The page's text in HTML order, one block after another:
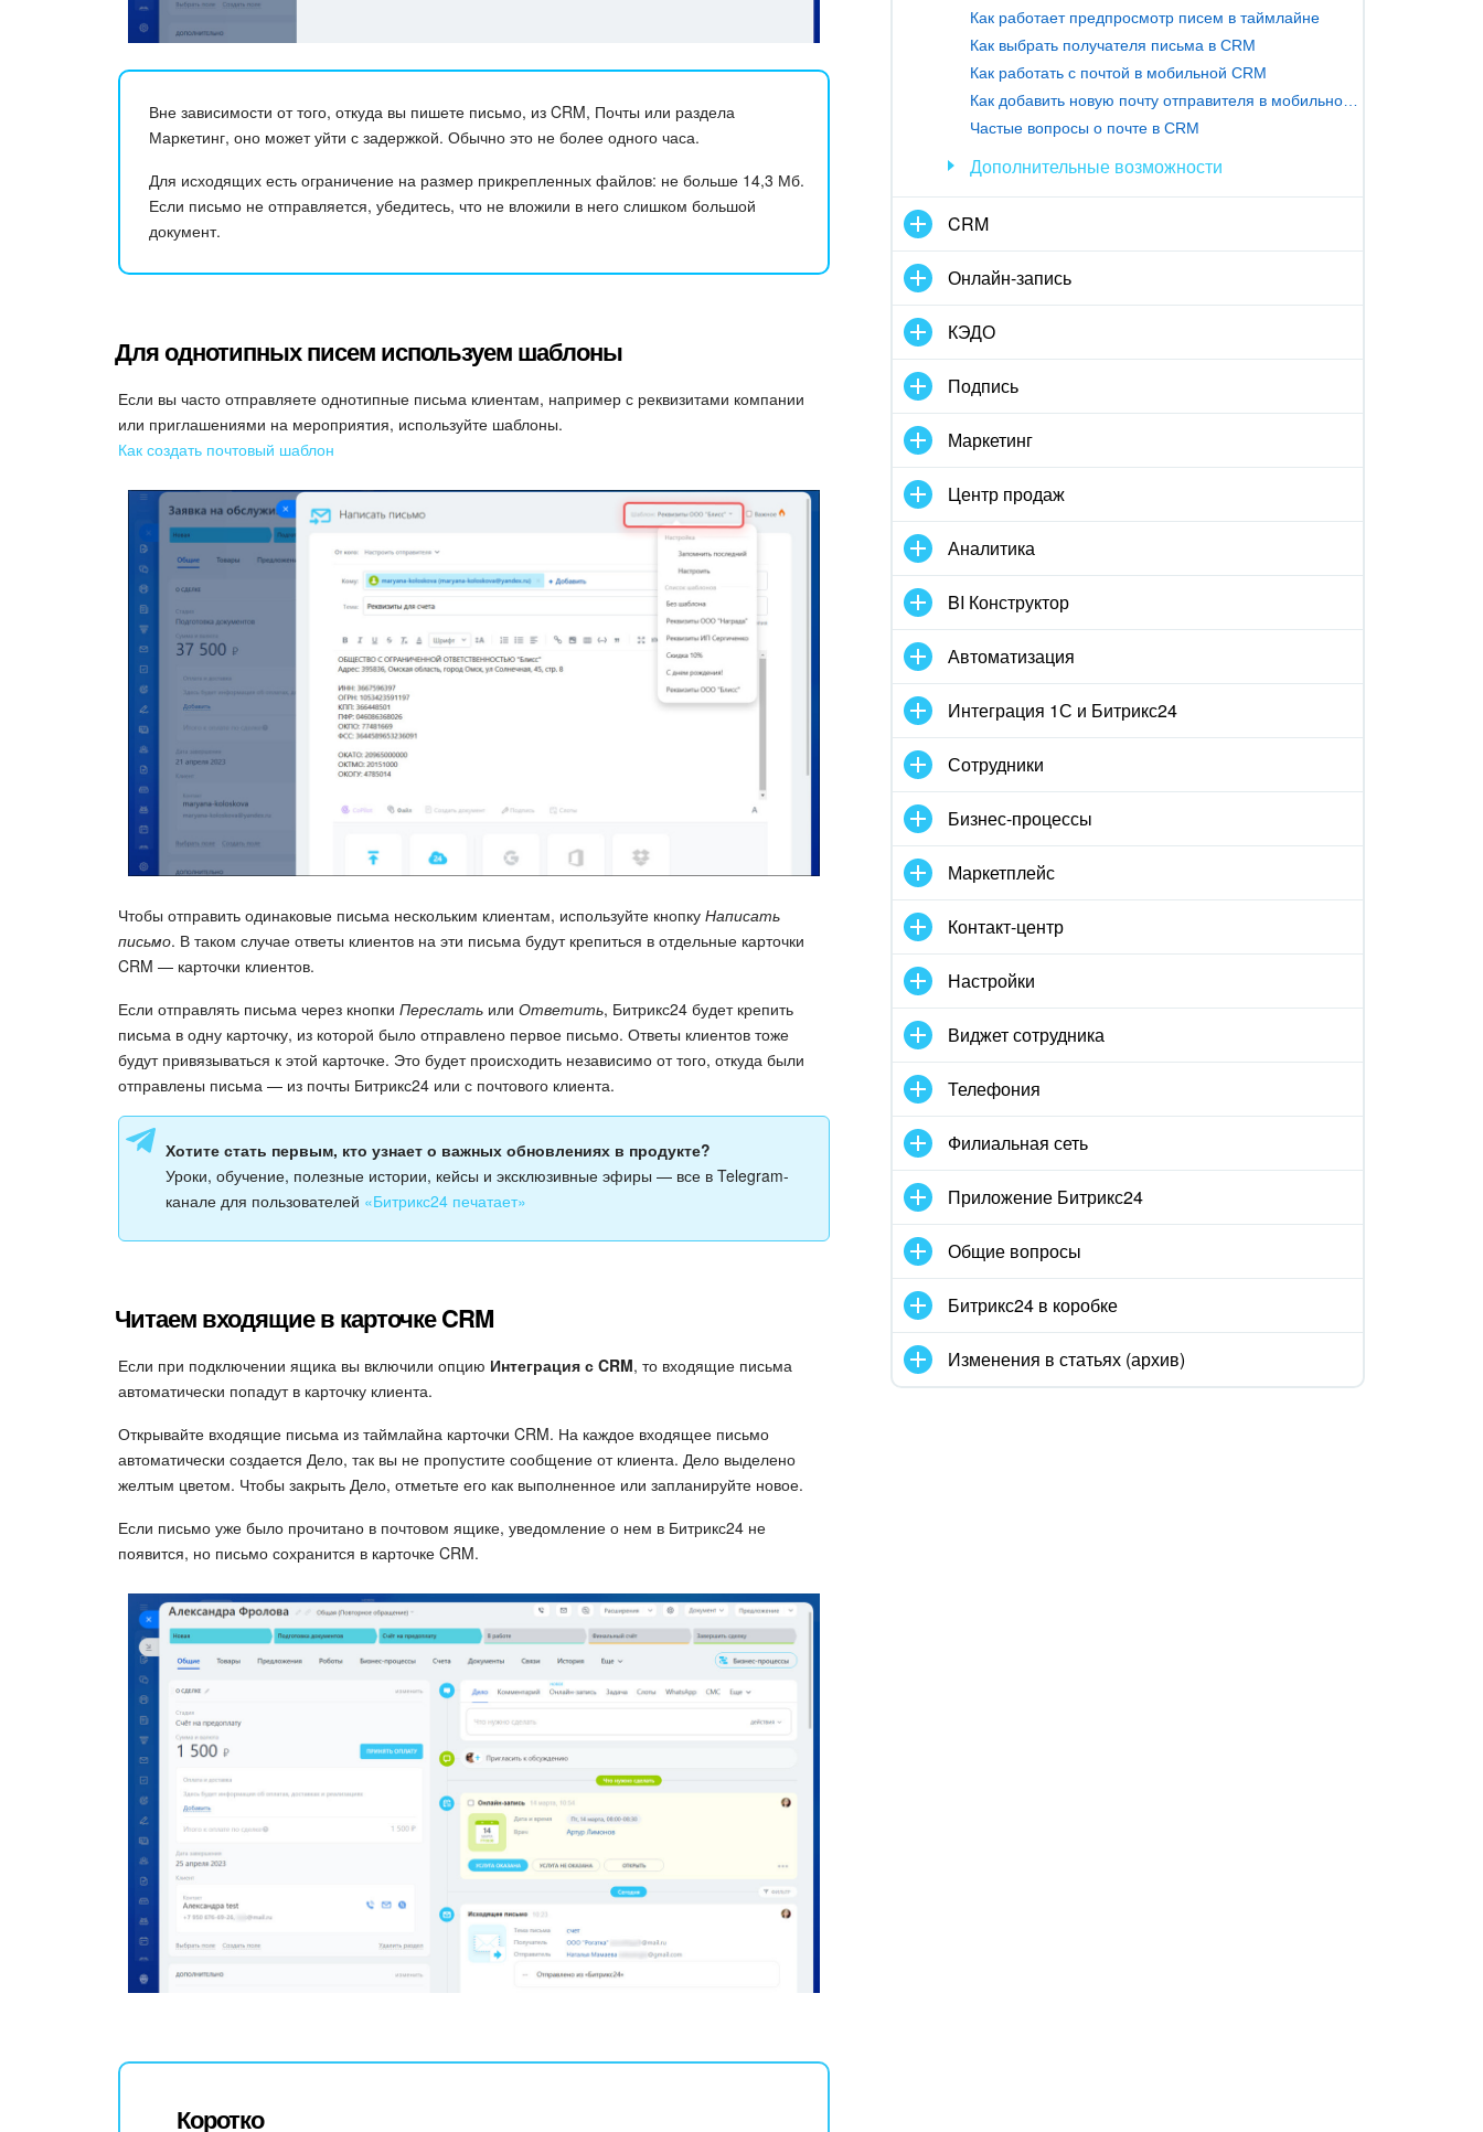
Вне зависимости от того, откуда вы пишете письмо, из CRM, Почты или раздела
Маркетинг, оно может уйти с задержкой. Обычно это не более одного часа.
Для исходящих есть ограничение на размер прикрепленных файлов: не больше 14,3 Мб.
Если письмо не отправляется, убедитесь, что не вложили в него слишком большой
документ.
Для однотипных писем используем шаблоны
Если вы часто отправляете однотипные письма клиентам, например с реквизитами компании
или приглашениями на мероприятия, используйте шаблоны.
Как создать почтовый шаблон
Чтобы отправить одинаковые письма нескольким клиентам, используйте кнопку Написать
письмо. В таком случае ответы клиентов на эти письма будут крепиться в отдельные карточки
CRM — карточки клиентов.
Если отправлять письма через кнопки Переслать или Ответить, Битрикс24 будет крепить
письма в одну карточку, из которой было отправлено первое письмо. Ответы клиентов тоже
будут привязываться к этой карточке. Это будет происходить независимо от того, откуда были
отправлены письма — из почты Битрикс24 или с почтового клиента.
Хотите стать первым, кто узнает о важных обновлениях в продукте?
Уроки, обучение, полезные истории, кейсы и эксклюзивные эфиры — все в Telegram-
канале для пользователей «Битрикс24 печатает»
Читаем входящие в карточке CRM
Если при подключении ящика вы включили опцию Интеграция с CRM, то входящие письма
автоматически попадут в карточку клиента.
Открывайте входящие письма из таймлайна карточки CRM. На каждое входящее письмо
автоматически создается Дело, так вы не пропустите сообщение от клиента. Дело выделено
желтым цветом. Чтобы закрыть Дело, отметьте его как выполненное или запланируйте новое.
Если письмо уже было прочитано в почтовом ящике, уведомление о нем в Битрикс24 не
появится, но письмо сохранится в карточке CRM.
Коротко
Как работает предпросмотр писем в таймлайне
Как выбрать получателя письма в CRM
Как работать с почтой в мобильной CRM
Частые вопросы о почте в CRM
Дополнительные возможности
CRM
Онлайн-запись
КЭДО
Подпись
Маркетинг
Центр продаж
Аналитика
BI Конструктор
Автоматизация
Интеграция 1С и Битрикс24
Сотрудники
Бизнес-процессы
Маркетплейс
Контакт-центр
Настройки
Виджет сотрудника
Телефония
Филиальная сеть
Приложение Битрикс24
Общие вопросы
Битрикс24 в коробке
Изменения в статьях (архив)